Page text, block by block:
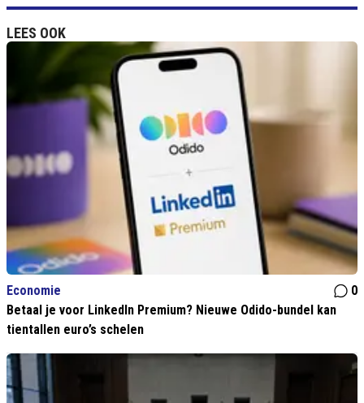
LEES OOK
Economie
0
Betaal je voor LinkedIn Premium? Nieuwe Odido-bundel kan
tientallen euro’s schelen